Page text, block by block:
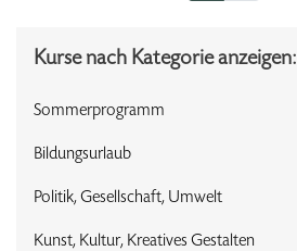
Kurse nach Kategorie anzeigen:
Sommerprogramm
Bildungsurlaub
Politik, Gesellschaft, Umwelt
Kunst, Kultur, Kreatives Gestalten